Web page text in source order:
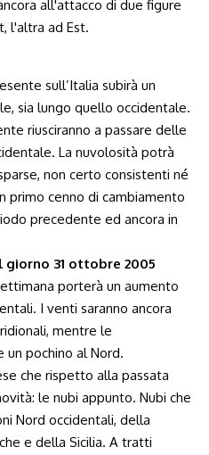
sull’Italia subirà un
sia lungo quello occidentale.
riusciranno a passare delle
La nuvolosità potrà
non certo consistenti né
primo cenno di cambiamento
precedente ed ancora in
31 ottobre 2005
porterà un aumento
I venti saranno ancora
mentre le
pochino al Nord.
che rispetto alla passata
le nubi appunto. Nubi che
Nord occidentali, della
e della Sicilia. A tratti